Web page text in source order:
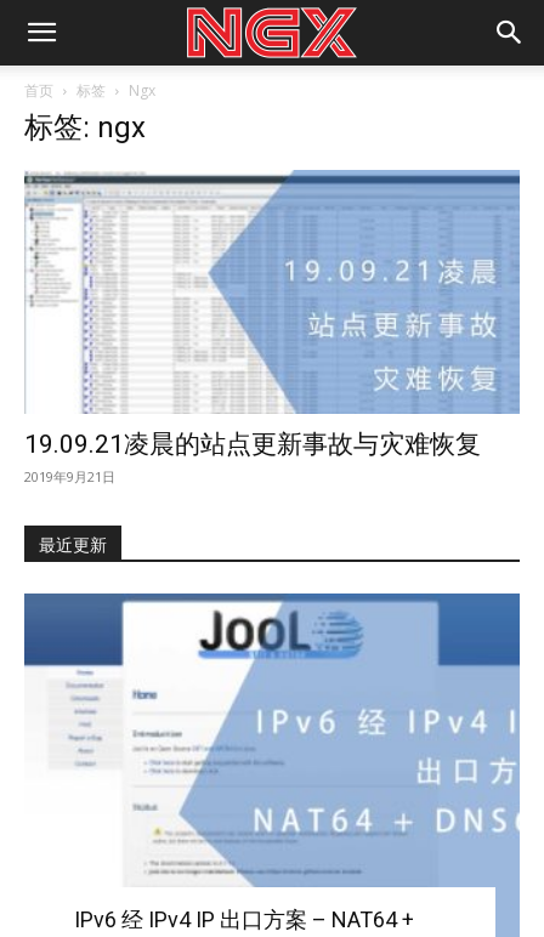
首页 标签 Ngx
标签: ngx
19.09.21凌晨的站点更新事故与灾难恢复
2019年9月21日
最近更新
IPv6 经 IPv4 IP 出口方案 – NAT64 +